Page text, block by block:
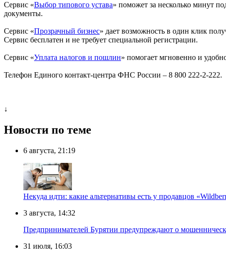
Сервис «Выбор типового устава» поможет за несколько минут
документы.
Сервис «Прозрачный бизнес» дает возможность в один клик
Сервис бесплатен и не требует специальной регистрации.
Сервис «Уплата налогов и пошлин» помогает мгновенно и
Телефон Единого контакт-центра ФНС России – 8 800 222-2-222.
↓
Новости по теме
6 августа, 21:19
Некуда идти: какие альтернативы есть у продавцов
3 августа, 14:32
Предпринимателей Бурятии предупреждают о
31 июля, 16:03